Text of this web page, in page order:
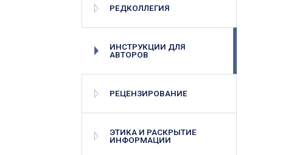
РЕДКОЛЛЕГИЯ
ИНСТРУКЦИИ ДЛЯ
АВТОРОВ
РЕЦЕНЗИРОВАНИЕ
ЭТИКА И РАСКРЫТИЕ
ИНФОРМАЦИИ